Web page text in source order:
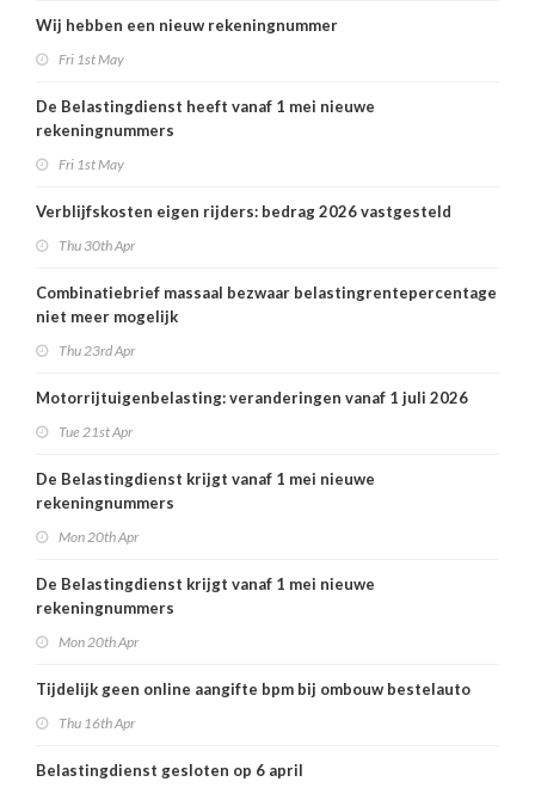
Wij hebben een nieuw rekeningnummer
Fri 1st May
De Belastingdienst heeft vanaf 1 mei nieuwe
rekeningnummers
Fri 1st May
Verblijfskosten eigen rijders: bedrag 2026 vastgesteld
Thu 30th Apr
Combinatiebrief massaal bezwaar belastingrentepercentage
niet meer mogelijk
Thu 23rd Apr
Motorrijtuigenbelasting: veranderingen vanaf 1 juli 2026
Tue 21st Apr
De Belastingdienst krijgt vanaf 1 mei nieuwe
rekeningnummers
Mon 20th Apr
De Belastingdienst krijgt vanaf 1 mei nieuwe
rekeningnummers
Mon 20th Apr
Tijdelijk geen online aangifte bpm bij ombouw bestelauto
Thu 16th Apr
Belastingdienst gesloten op 6 april